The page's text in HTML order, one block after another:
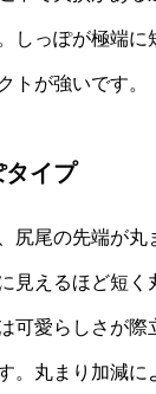
しっぽが極端に
トが強いです。
タイプ
尻尾の先端が丸
見えるほど短く
可愛らしさが際
。丸まり加減